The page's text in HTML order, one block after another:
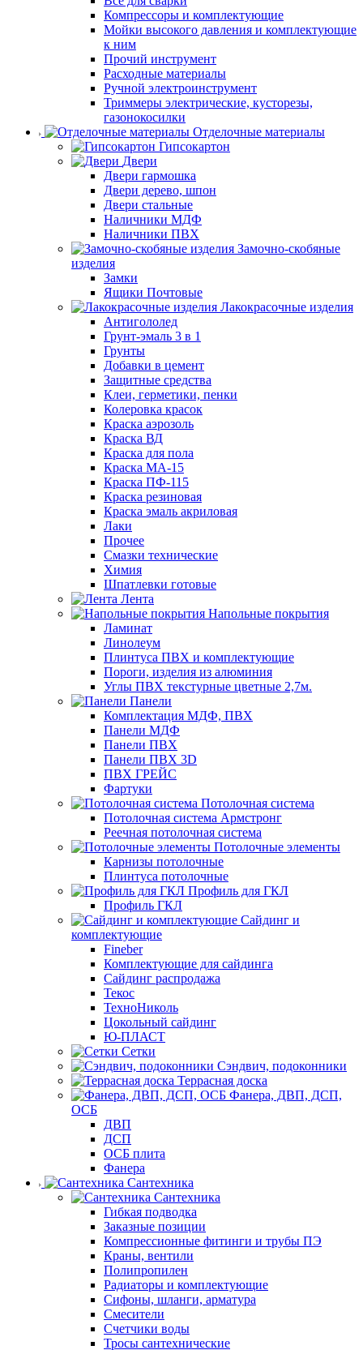
Компрессоры и комплектующие
Мойки высокого давления и комплектующие
к ним
Прочий инструмент
Расходные материалы
Ручной электроинструмент
Триммеры электрические, кусторезы,
газонокосилки
Отделочные материалы
Гипсокартон
Двери
Двери гармошка
Двери дерево, шпон
Двери стальные
Наличники МДФ
Наличники ПВХ
Замочно-скобяные
изделия
Замки
Ящики Почтовые
Лакокрасочные изделия
Антигололед
Грунт-эмаль 3 в 1
Грунты
Добавки в цемент
Защитные средства
Клеи, герметики, пенки
Колеровка красок
Краска аэрозоль
Краска ВД
Краска для пола
Краска МА-15
Краска ПФ-115
Краска резиновая
Краска эмаль акриловая
Лаки
Прочее
Смазки технические
Химия
Шпатлевки готовые
Лента
Напольные покрытия
Ламинат
Линолеум
Плинтуса ПВХ и комплектующие
Пороги, изделия из алюминия
Углы ПВХ текстурные цветные 2,7м.
Панели
Комплектация МДФ, ПВХ
Панели МДФ
Панели ПВХ
Панели ПВХ 3D
ПВХ ГРЕЙС
Фартуки
Потолочная система
Потолочная система Армстронг
Реечная потолочная система
Потолочные элементы
Карнизы потолочные
Плинтуса потолочные
Профиль для ГКЛ
Профиль ГКЛ
Сайдинг и
комплектующие
Fineber
Комплектующие для сайдинга
Сайдинг распродажа
Текос
ТехноНиколь
Цокольный сайдинг
Ю-ПЛАСТ
Сетки
Сэндвич, подоконники
Террасная доска
Фанера, ДВП, ДСП,
ОСБ
ДВП
ДСП
ОСБ плита
Фанера
Сантехника
Сантехника
Гибкая подводка
Заказные позиции
Компрессионные фитинги и трубы ПЭ
Краны, вентили
Полипропилен
Радиаторы и комплектующие
Сифоны, шланги, арматура
Смесители
Счетчики воды
Тросы сантехнические